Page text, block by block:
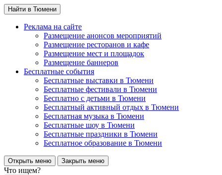
Найти в Тюмени
Реклама на сайте
Размещение анонсов мероприятий
Размещение ресторанов и кафе
Размещение мест и площадок
Размещение баннеров
Бесплатные события
Бесплатные выставки в Тюмени
Бесплатные фестивали в Тюмени
Бесплатно с детьми в Тюмени
Бесплатный активный отдых в Тюмени
Бесплатная музыка в Тюмени
Бесплатные шоу в Тюмени
Бесплатные праздники в Тюмени
Бесплатное образование в Тюмени
Открыть меню Закрыть меню
Что ищем?